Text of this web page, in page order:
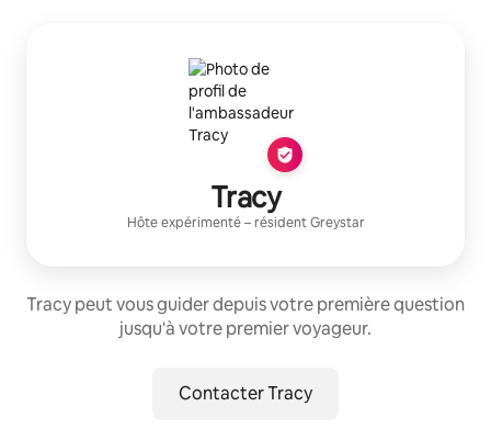
Tracy
Hôte expérimenté– résidentGreystar
Tracy peut vous guider depuis votre première question
jusqu'à votre premier voyageur.
Contacter Tracy